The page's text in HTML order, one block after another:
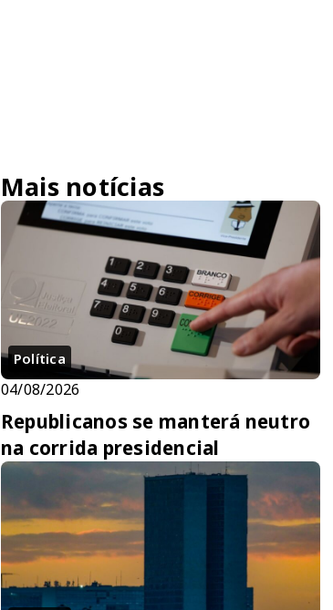
Mais notícias
Política
04/08/2026
Republicanos se manterá neutro
na corrida presidencial